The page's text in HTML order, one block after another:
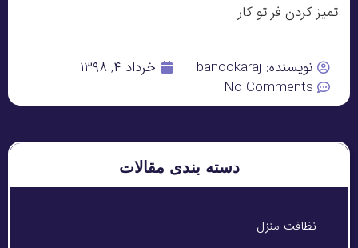
تمیز کردن فر تو کار
نویسنده: banookaraj
خرداد ۴, ۱۳۹۸
No Comments
دسته بندی مقالات
نظافت منزل